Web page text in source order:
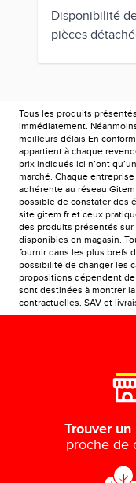
Disponibilité
pièces
Tous les produits
immédiatement.
meilleurs délais En
appartient à chaque
prix indiqués ici n’ont
marché. Chaque
adhérente au réseau
possible de constater des
site gitem.fr et ceux
des produits présentés
disponibles en magasin.
fournir dans les plus brefs
possibilité de changer les
propositions dépendent
sont destinées à montrer
contractuelles. SAV et
Trouver
proche de